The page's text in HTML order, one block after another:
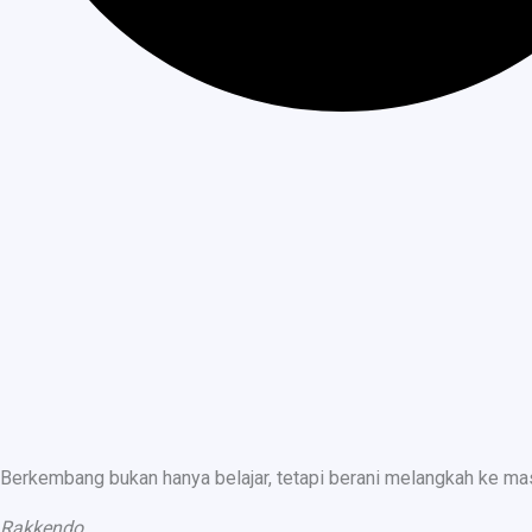
Berkembang bukan hanya belajar, tetapi berani melangkah ke